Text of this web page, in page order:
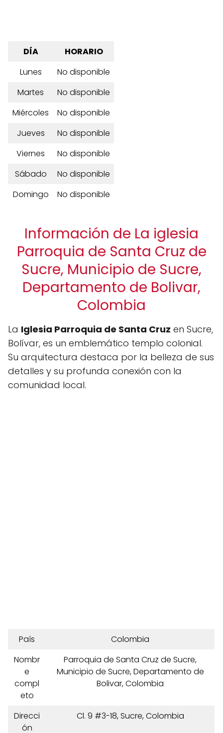
DÍA
HORARIO
Lunes
No disponible
Martes
No disponible
Miércoles
No disponible
Jueves
No disponible
Viernes
No disponible
Sábado
No disponible
Domingo
No disponible
Información de La iglesia
Parroquia de Santa Cruz de
Sucre, Municipio de Sucre,
Departamento de Bolivar,
Colombia
La Iglesia Parroquia de Santa Cruz en Sucre,
Bolívar, es un emblemático templo colonial.
Su arquitectura destaca por la belleza de sus
detalles y su profunda conexión con la
comunidad local.
País
Colombia
Nombr
e
compl
eto
Parroquia de Santa Cruz de Sucre,
Municipio de Sucre, Departamento de
Bolivar, Colombia
Direcci
ón
Cl. 9 #3-18, Sucre, Colombia